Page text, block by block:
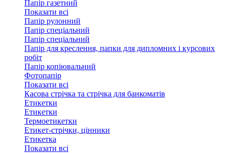
Папір газетний
Показати всі
Папір рулонний
Папір спеціальний
Папір спеціальний
Папір для креслення, папки для дипломних і курсових
робіт
Папір копіювальний
Фотопапір
Показати всі
Касова стрічка та стрічка для банкоматів
Етикетки
Етикетки
Термоетикетки
Етикет-стрічки, цінники
Етикетка
Показати всі